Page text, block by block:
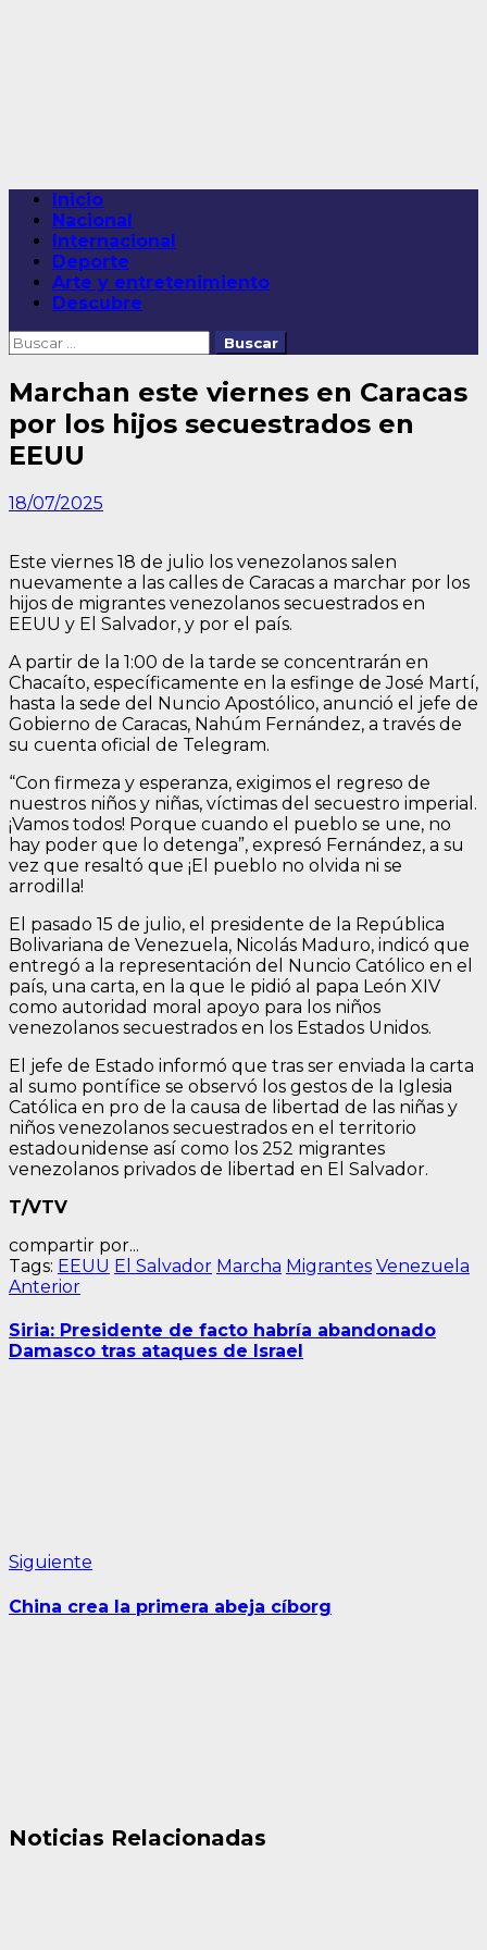
Menú
principal
Inicio
Nacional
Internacional
Deporte
Arte y entretenimiento
Descubre
Buscar:
Marchan este viernes en Caracas
por los hijos secuestrados en
EEUU
18/07/2025
Este viernes 18 de julio los venezolanos salen
nuevamente a las calles de Caracas a marchar por los
hijos de migrantes venezolanos secuestrados en
EEUU y El Salvador, y por el país.
A partir de la 1:00 de la tarde se concentrarán en
Chacaíto, específicamente en la esfinge de José Martí,
hasta la sede del Nuncio Apostólico, anunció el jefe de
Gobierno de Caracas, Nahúm Fernández, a través de
su cuenta oficial de Telegram.
“Con firmeza y esperanza, exigimos el regreso de
nuestros niños y niñas, víctimas del secuestro imperial.
¡Vamos todos! Porque cuando el pueblo se une, no
hay poder que lo detenga”, expresó Fernández, a su
vez que resaltó que ¡El pueblo no olvida ni se
arrodilla!
El pasado 15 de julio, el presidente de la República
Bolivariana de Venezuela, Nicolás Maduro, indicó que
entregó a la representación del Nuncio Católico en el
país, una carta, en la que le pidió al papa León XIV
como autoridad moral apoyo para los niños
venezolanos secuestrados en los Estados Unidos.
El jefe de Estado informó que tras ser enviada la carta
al sumo pontífice se observó los gestos de la Iglesia
Católica en pro de la causa de libertad de las niñas y
niños venezolanos secuestrados en el territorio
estadounidense así como los 252 migrantes
venezolanos privados de libertad en El Salvador.
T/VTV
compartir por...
Tags: EEUU El Salvador Marcha Migrantes Venezuela
Navegación
de
entradas
AnteriorEntrada
Siria: Presidente de facto habría abandonado
Damasco tras ataques de Israel
Siguiente
China crea la primera abeja cíborg
Noticias Relacionadas